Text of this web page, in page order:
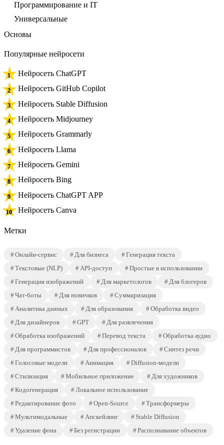
Программирование и IT
Универсальные
Основы
Популярные нейросети
Нейросеть ChatGPT
Нейросеть GitHub Copilot
Нейросеть Stable Diffusion
Нейросеть Midjourney
Нейросеть Grammarly
Нейросеть Llama
Нейросеть Gemini
Нейросеть Bing
Нейросеть ChatGPT APP
Нейросеть Canva
Метки
Онлайн-сервис Для бизнеса
Генерация текста
Текстовые (NLP)
API-доступ
Простые в использовании
Генерация изображений
Для маркетологов
Для блогеров
Чат-боты
Для новичков
Суммаризация
Аналитика данных
Для образования
Обработка видео
Для дизайнеров
GPT
Для развлечения
Обработка изображений
Перевод текста
Обработка аудио
Для программистов
Для профессионалов
Синтез речи
Голосовые модели
Анимация
Diffusion-модели
Стилизация
Мобильное приложение
Для художников
Кодогенерация
Локальное использование
Редактирование фото
Open-Source
Трансформеры
Мультимодальные
Апскейлинг
Stable Diffusion
Удаление фона
Без регистрации Распознавание объектов